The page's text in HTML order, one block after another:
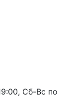
Сб-Вс по